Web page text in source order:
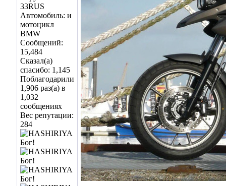
33RUS
Автомобиль: и
мотоцикл
BMW
Сообщений:
15,484
Сказал(а)
спасибо: 1,145
Поблагодарили
1,906 раз(а) в
1,032
сообщениях
Вес репутации:
284